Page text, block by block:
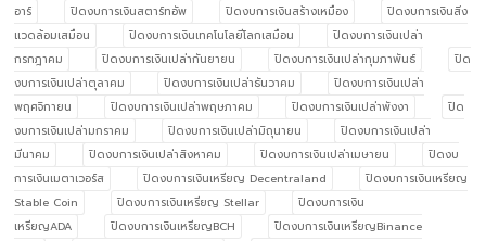
อาร์
ปิดงบการเงินสตาร์ทอัพ ปิดงบการเงินสร้างเหมือง
ปิดงบการเงินสิ่ง
แวดล้อมเสมือน
ปิดงบการเงินเทคโนโลยีโลกเสมือน
ปิดงบการเงินเปล่า
กรกฎาคม
ปิดงบการเงินเปล่ากันยายน ปิดงบการเงินเปล่ากุมภาพันธ์
ปิด
งบการเงินเปล่าตุลาคม
ปิดงบการเงินเปล่าธันวาคม
ปิดงบการเงินเปล่า
พฤศจิกายน
ปิดงบการเงินเปล่าพฤษภาคม ปิดงบการเงินเปล่าพังงา
ปิด
งบการเงินเปล่ามกราคม
ปิดงบการเงินเปล่ามิถุนายน
ปิดงบการเงินเปล่า
มีนาคม
ปิดงบการเงินเปล่าสิงหาคม ปิดงบการเงินเปล่าเมษายน
ปิดงบ
การเงินเมตาเวอร์ส
ปิดงบการเงินเหรียญ Decentraland
ปิดงบการเงินเหรียญ
Stable Coin
ปิดงบการเงินเหรียญ Stellar
ปิดงบการเงิน
เหรียญADA
ปิดงบการเงินเหรียญBCH
ปิดงบการเงินเหรียญBinance